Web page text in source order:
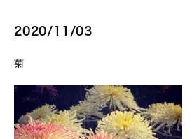
2020/11/03
菊